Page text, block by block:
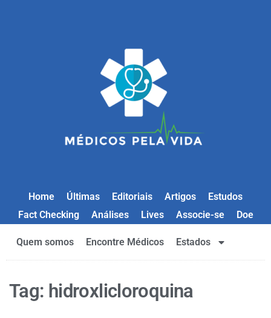
Home Últimas Editoriais Artigos
Estudos
Fact Checking
Análises Lives Associe-se Doe
Quem somos Encontre Médicos Estados
Tag: hidroxlicloroquina